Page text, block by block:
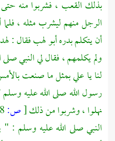
بذلك القعب ، فشربوا منه حتى
الرجل منهم ليشرب مثله ، فلما
أن يتكلم بدرهأبو لهبفقال :
ولم يكلمهم ، فقال لي النبي
لنا ياعليبمثل ما صنعت
رسول الله صلى الله عليه
نهلوا ، وشربوا من ذلك[ص:
النبي صلى الله عليه وسلم : "